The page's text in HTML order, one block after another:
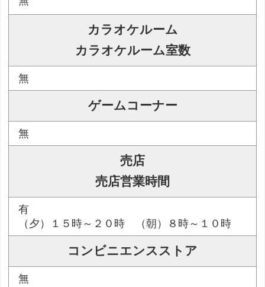
カラオケルーム
カラオケルーム室数
無
ゲームコーナー
無
売店
売店営業時間
有
（夕）１５時～２０時 （朝）８時～１０時
コンビニエンスストア
無